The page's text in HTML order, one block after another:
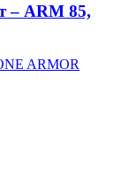
– ARM 85,
ARMOR